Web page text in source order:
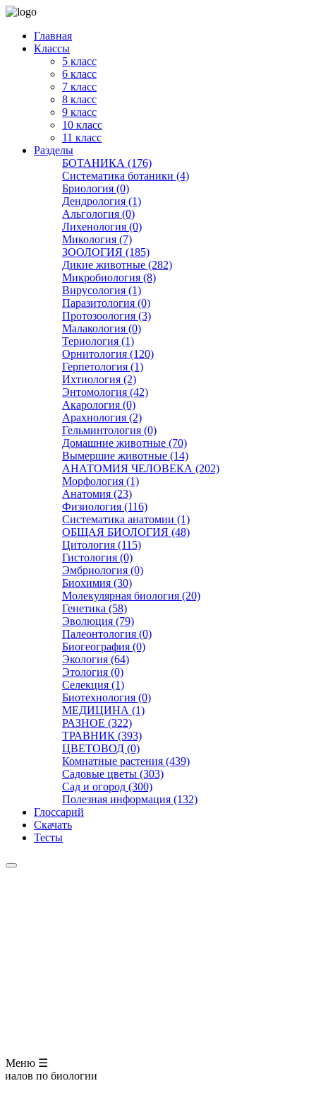
Главная
Классы
5 класс
6 класс
7 класс
8 класс
9 класс
10 класс
11 класс
Разделы
БОТАНИКА (176)
Систематика ботаники (4)
Бриология (0)
Дендрология (1)
Альгология (0)
Лихенология (0)
Микология (7)
ЗООЛОГИЯ (185)
Дикие животные (282)
Микробиология (8)
Вирусология (1)
Паразитология (0)
Протозоология (3)
Малакология (0)
Териология (1)
Орнитология (120)
Герпетология (1)
Ихтиология (2)
Энтомология (42)
Акарология (0)
Арахнология (2)
Гельминтология (0)
Домашние животные (70)
Вымершие животные (14)
АНАТОМИЯ ЧЕЛОВЕКА (202)
Морфология (1)
Анатомия (23)
Физиология (116)
Систематика анатомии (1)
ОБЩАЯ БИОЛОГИЯ (48)
Цитология (115)
Гистология (0)
Эмбриология (0)
Биохимия (30)
Молекулярная биология (20)
Генетика (58)
Эволюция (79)
Палеонтология (0)
Биогеография (0)
Экология (64)
Этология (0)
Селекция (1)
Биотехнология (0)
МЕДИЦИНА (1)
РАЗНОЕ (322)
ТРАВНИК (393)
ЦВЕТОВОД (0)
Комнатные растения (439)
Садовые цветы (303)
Сад и огород (300)
Полезная информация (132)
Глоссарий
Скачать
Тесты
Меню ☰